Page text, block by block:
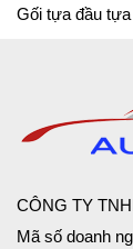
Gối tựa đầu
CÔNG TY
Mã số doanh